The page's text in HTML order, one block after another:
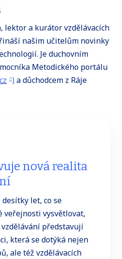
lektor a kurátor vzdělávacích
našim učitelům novinky
Je duchovním
Metodického portálu
) a důchodcem z Ráje
nová realita
let, co se
veřejnosti vysvětlovat,
představují
která se dotýká nejen
ale též vzdělávacích